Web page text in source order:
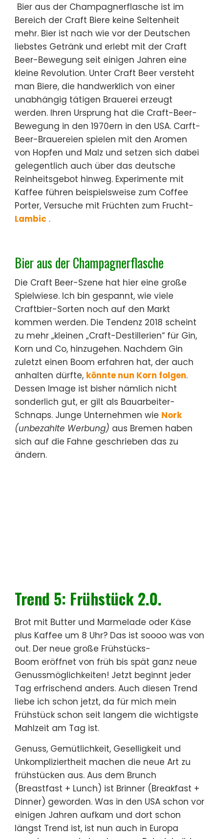
Bier aus der Champagnerflasche ist im
Bereich der Craft Biere keine Seltenheit
mehr. Bier ist nach wie vor der Deutschen
liebstes Getränk und erlebt mit der Craft
Beer-Bewegung seit einigen Jahren eine
kleine Revolution. Unter Craft Beer versteht
man Biere, die handwerklich von einer
unabhängig tätigen Brauerei erzeugt
werden. Ihren Ursprung hat die Craft-Beer-
Bewegung in den 1970ern in den USA. Carft-
Beer-Brauereien spielen mit den Aromen
von Hopfen und Malz und setzen sich dabei
gelegentlich auch über das deutsche
Reinheitsgebot hinweg. Experimente mit
Kaffee führen beispielsweise zum Coffee
Porter, Versuche mit Früchten zum Frucht-
Lambic .
Bier aus der Champagnerflasche
Die Craft Beer-Szene hat hier eine große
Spielwiese. Ich bin gespannt, wie viele
Craftbier-Sorten noch auf den Markt
kommen werden. Die Tendenz 2018 scheint
zu mehr „kleinen „Craft-Destillerien“ für Gin,
Korn und Co, hinzugehen. Nachdem Gin
zuletzt einen Boom erfahren hat, der auch
anhalten dürfte, könnte nun Korn folgen.
Dessen Image ist bisher nämlich nicht
sonderlich gut, er gilt als Bauarbeiter-
Schnaps. Junge Unternehmen wie Nork
(unbezahlte Werbung) aus Bremen haben
sich auf die Fahne geschrieben das zu
ändern.
Trend 5: Frühstück 2.0.
Brot mit Butter und Marmelade oder Käse
plus Kaffee um 8 Uhr? Das ist soooo was von
out. Der neue große Frühstücks-
Boom eröffnet von früh bis spät ganz neue
Genussmöglichkeiten! Jetzt beginnt jeder
Tag erfrischend anders. Auch diesen Trend
liebe ich schon jetzt, da für mich mein
Frühstück schon seit langem die wichtigste
Mahlzeit am Tag ist.
Genuss, Gemütlichkeit, Geselligkeit und
Unkompliziertheit machen die neue Art zu
frühstücken aus. Aus dem Brunch
(Breastfast + Lunch) ist Brinner (Breakfast +
Dinner) geworden. Was in den USA schon vor
einigen Jahren aufkam und dort schon
längst Trend ist, ist nun auch in Europa